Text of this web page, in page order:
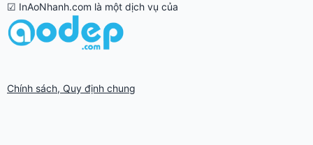
☑ InAoNhanh.com là một dịch vụ của
Chính sách, Quy định chung